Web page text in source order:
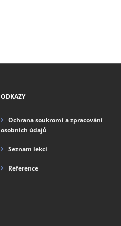
ODKAZY
Ochrana soukromí a zpracování
osobních údajů
Seznam lekcí
Reference